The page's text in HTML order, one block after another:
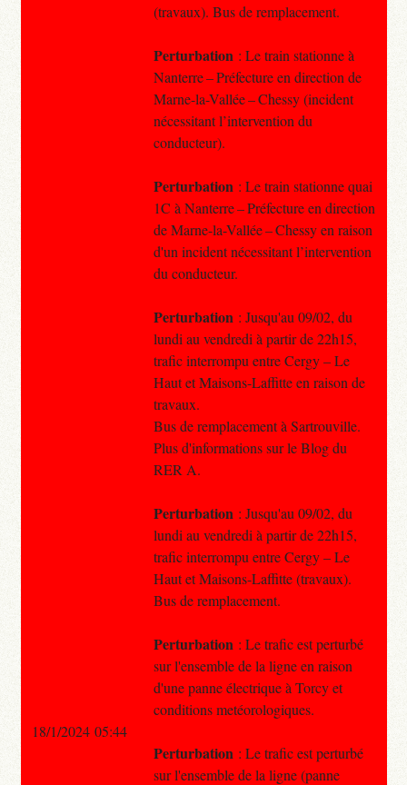
(travaux). Bus de remplacement.
Perturbation : Le train stationne à
Nanterre – Préfecture en direction de
Marne-la-Vallée – Chessy (incident
nécessitant l’intervention du
conducteur).
Perturbation : Le train stationne quai
1C à Nanterre – Préfecture en direction
de Marne-la-Vallée – Chessy en raison
d'un incident nécessitant l’intervention
du conducteur.
Perturbation : Jusqu'au 09/02, du
lundi au vendredi à partir de 22h15,
trafic interrompu entre Cergy – Le
Haut et Maisons-Laffitte en raison de
travaux.
Bus de remplacement à Sartrouville.
Plus d'informations sur le Blog du
RER A.
Perturbation : Jusqu'au 09/02, du
lundi au vendredi à partir de 22h15,
trafic interrompu entre Cergy – Le
Haut et Maisons-Laffitte (travaux).
Bus de remplacement.
Perturbation : Le trafic est perturbé
sur l'ensemble de la ligne en raison
d'une panne électrique à Torcy et
conditions metéorologiques.
Perturbation : Le trafic est perturbé
sur l'ensemble de la ligne (panne
18/1/2024 05:44